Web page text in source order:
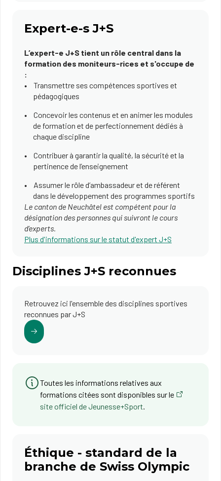
Expert-e-s J+S
L’expert-e J+S tient un rôle central dans la
formation des moniteurs-rices et s'occupe de
:
Transmettre ses compétences sportives et
pédagogiques
Concevoir les contenus et en animer les modules
de formation et de perfectionnement dédiés à
chaque discipline
Contribuer à garantir la qualité, la sécurité et la
pertinence de l’enseignement
Assumer le rôle d’ambassadeuret de référent
dans le développement des programmes sportifs
Le canton de Neuchâtel est compétent pour la
désignation des personnes qui suivront le cours
d’experts.
Plus d'informations sur le statut d'expert J+S
Disciplines J+S reconnues
Retrouvez ici l'ensemble des disciplines sportives
reconnues par J+S
Toutes les informations relatives aux
formations citées sont disponibles sur le
site officiel de Jeunesse+Sport.
Éthique - standard de la
branche de Swiss Olympic